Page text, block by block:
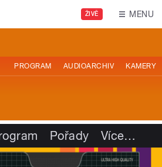
ŽIVĚ MENU
PROGRAM AUDIOARCHIV KAMERY
Pořady Více…